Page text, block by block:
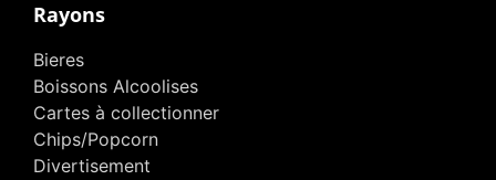
Rayons
Bieres
Boissons Alcoolises
Cartes à collectionner
Chips/Popcorn
Divertisement